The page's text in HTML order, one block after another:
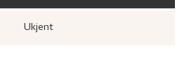
Ukjent